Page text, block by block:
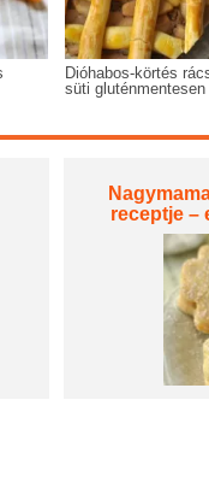
Dióhabos-körtés
süti gluténmentesen
receptje –